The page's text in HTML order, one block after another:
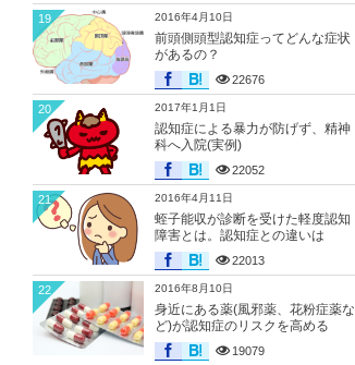
2016年4月10日
前頭側頭型認知症ってどんな症状
があるの？
22676
19
2017年1月1日
認知症による暴力が防げず、精神
科へ入院(実例)
22052
20
2016年4月11日
蛭子能収が診断を受けた軽度認知
障害とは。認知症との違いは
22013
21
2016年8月10日
身近にある薬(風邪薬、花粉症薬な
ど)が認知症のリスクを高める
19079
22